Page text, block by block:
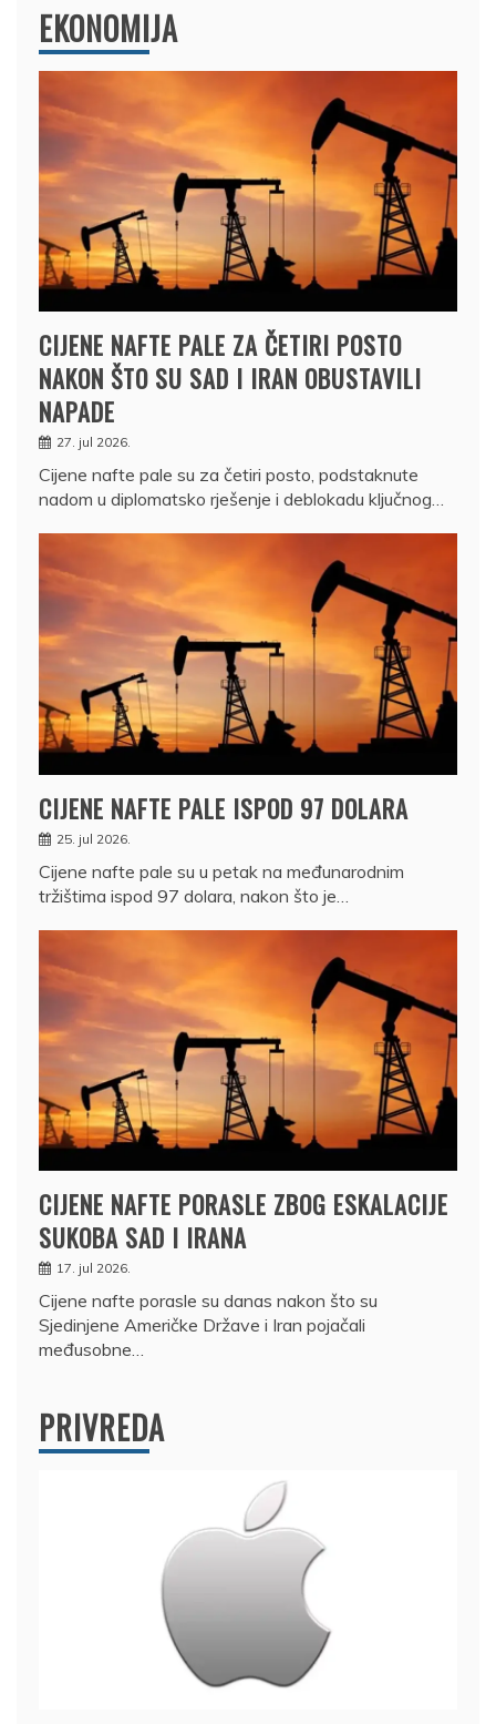
EKONOMIJA
CIJENE NAFTE PALE ZA ČETIRI POSTO
NAKON ŠTO SU SAD I IRAN OBUSTAVILI
NAPADE
27. jul 2026.
Cijene nafte pale su za četiri posto, podstaknute
nadom u diplomatsko rješenje i deblokadu ključnog…
CIJENE NAFTE PALE ISPOD 97 DOLARA
25. jul 2026.
Cijene nafte pale su u petak na međunarodnim
tržištima ispod 97 dolara, nakon što je…
CIJENE NAFTE PORASLE ZBOG ESKALACIJE
SUKOBA SAD I IRANA
17. jul 2026.
Cijene nafte porasle su danas nakon što su
Sjedinjene Američke Države i Iran pojačali
međusobne…
PRIVREDA